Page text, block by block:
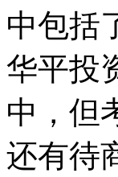
中包括
华平投
中，但
还有待